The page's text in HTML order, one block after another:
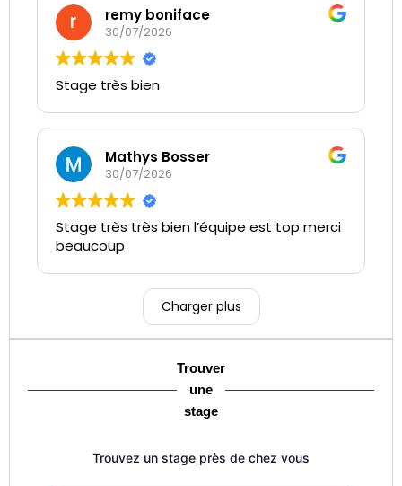
Mr Martinremy boniface
30/07/2026
Stage très bien
Mathys Bosser
30/07/2026
Stage très très bien l’équipe est top merci
beaucoup
Charger plus
Trouver
une
stage
Trouvez un stage près de chez vous